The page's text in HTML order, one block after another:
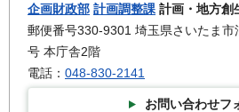
企画財政部 計画調整課 計画・地方創
郵便番号330-9301 埼玉県さいたま市
号 本庁舎2階
電話： 048-830-2141
お問い合わせフ